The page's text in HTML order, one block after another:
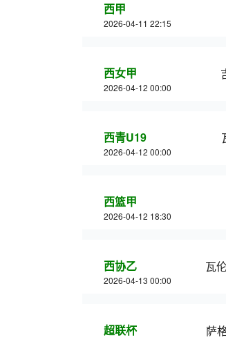
西甲
2026-04-11 22:15
西女甲
2026-04-12 00:00
西青U19
2026-04-12 00:00
西篮甲
2026-04-12 18:30
西协乙
2026-04-13 00:00
瓦
超联杯 萨